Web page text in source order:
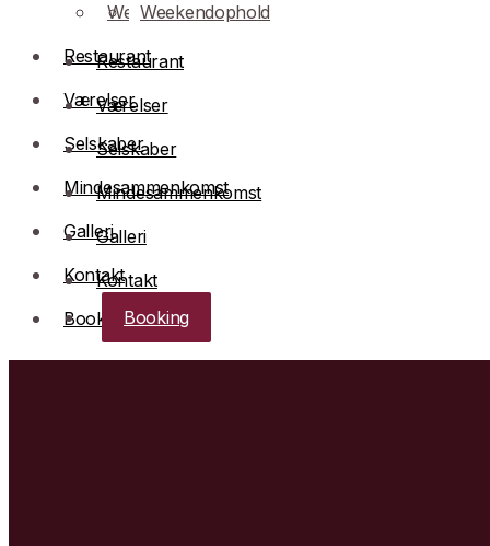
Weekendophold
Restaurant
Værelser
Selskaber
Mindesammenkomst
Galleri
Kontakt
Booking
Weekendophold
Restaurant
Værelser
Selskaber
Mindesammenkomst
Galleri
Kontakt
Booking